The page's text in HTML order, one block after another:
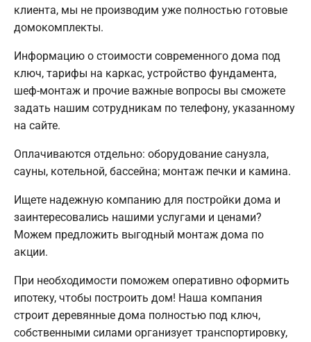
клиента, мы не производим уже полностью готовые
домокомплекты.
Информацию о стоимости современного дома под
ключ, тарифы на каркас, устройство фундамента,
шеф-монтаж и прочие важные вопросы вы сможете
задать нашим сотрудникам по телефону, указанному
на сайте.
Оплачиваются отдельно: оборудование санузла,
сауны, котельной, бассейна; монтаж печки и камина.
Ищете надежную компанию для постройки дома и
заинтересовались нашими услугами и ценами?
Можем предложить выгодный монтаж дома по
акции.
При необходимости поможем оперативно оформить
ипотеку, чтобы построить дом! Наша компания
строит деревянные дома полностью под ключ,
собственными силами организует транспортировку,